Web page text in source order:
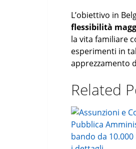
L’obiettivo in
flessibilità
la vita familiare
esperimenti in
apprezzamento
Related